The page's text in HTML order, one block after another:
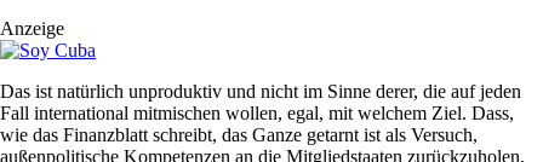
Anzeige
Das ist natürlich unproduktiv und nicht im Sinne derer, die auf jeden
Fall international mitmischen wollen, egal, mit welchem Ziel. Dass,
wie das Finanzblatt schreibt, das Ganze getarnt ist als Versuch,
außenpolitische Kompetenzen an die Mitgliedstaaten zurückzuholen,